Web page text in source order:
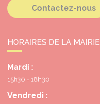
Contactez-nous
HORAIRES DE LA MAIRIE
Mardi :
15h30 - 18h30
Vendredi :